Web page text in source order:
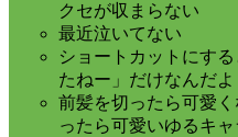
クセが収まらない
最近泣いてない
ショートカットにす
たねー」だけなんだよ
前髪を切ったら可愛
ったら可愛いゆるキ